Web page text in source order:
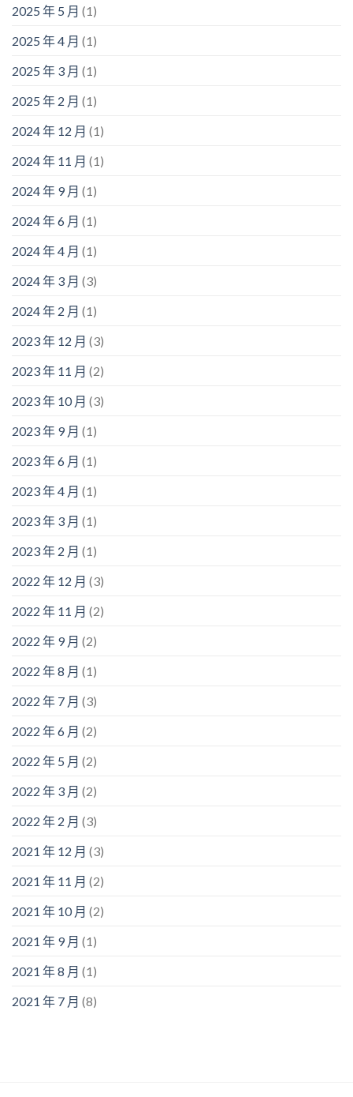
2025 年 5 月 (1)
2025 年 4 月 (1)
2025 年 3 月 (1)
2025 年 2 月 (1)
2024 年 12 月 (1)
2024 年 11 月 (1)
2024 年 9 月 (1)
2024 年 6 月 (1)
2024 年 4 月 (1)
2024 年 3 月 (3)
2024 年 2 月 (1)
2023 年 12 月 (3)
2023 年 11 月 (2)
2023 年 10 月 (3)
2023 年 9 月 (1)
2023 年 6 月 (1)
2023 年 4 月 (1)
2023 年 3 月 (1)
2023 年 2 月 (1)
2022 年 12 月 (3)
2022 年 11 月 (2)
2022 年 9 月 (2)
2022 年 8 月 (1)
2022 年 7 月 (3)
2022 年 6 月 (2)
2022 年 5 月 (2)
2022 年 3 月 (2)
2022 年 2 月 (3)
2021 年 12 月 (3)
2021 年 11 月 (2)
2021 年 10 月 (2)
2021 年 9 月 (1)
2021 年 8 月 (1)
2021 年 7 月 (8)